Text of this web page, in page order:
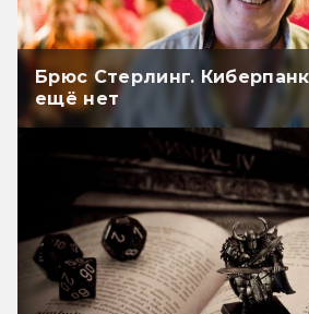
Брюс Стерлинг.
ещё нет